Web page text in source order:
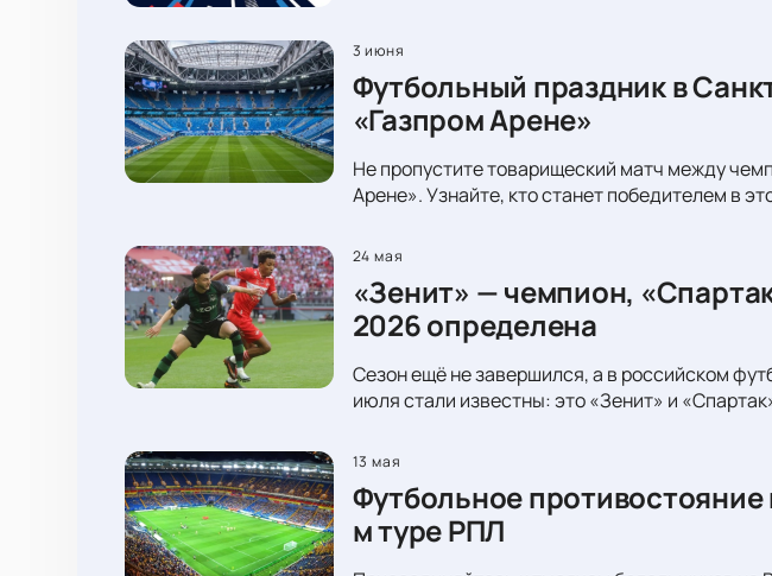
3 июня
Футбольный праздник в
«Газпром Арене»
Не пропустите товарищеский матч между
Арене». Узнайте, кто станет победителем в
24 мая
«Зенит» — чемпион,
2026 определена
Сезон ещё не завершился, а в российском
июля стали известны: это «Зенит» и
13 мая
Футбольное
м туре РПЛ